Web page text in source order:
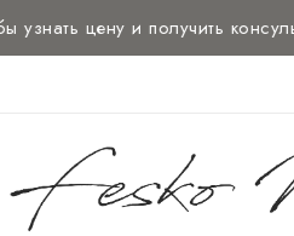
цену иполучить